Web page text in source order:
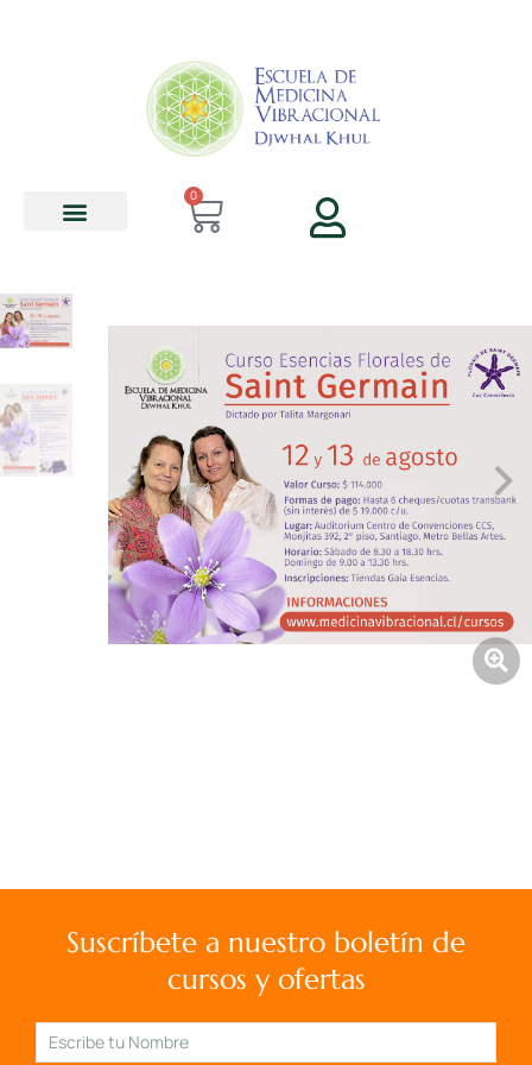
0
Suscríbete a nuestro boletín de
cursos y ofertas